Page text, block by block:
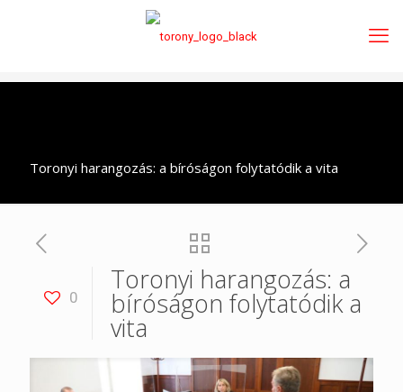
Toronyi harangozás: a bíróságon folytatódik a vita
0
Toronyi harangozás: a
bíróságon folytatódik a
vita